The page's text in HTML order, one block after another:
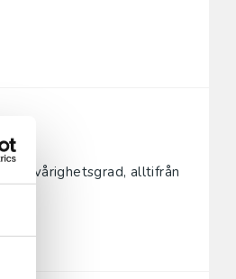
svårighetsgrad, alltifrån